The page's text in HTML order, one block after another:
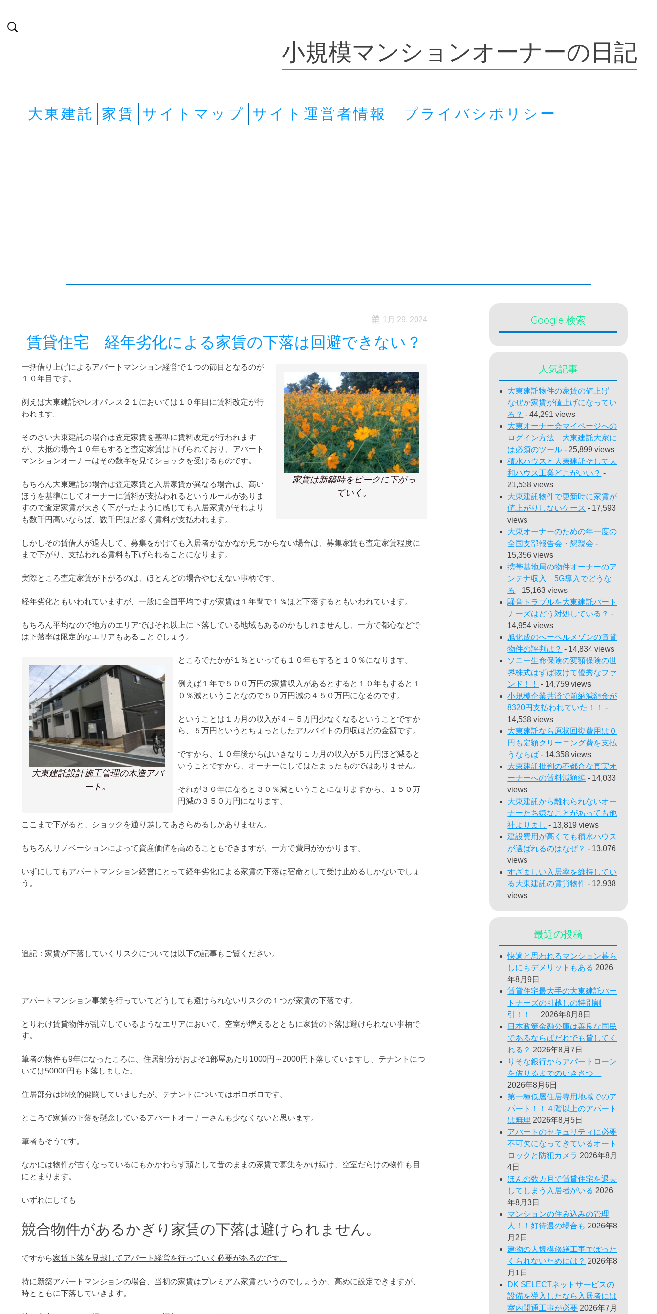
検
索:
小規模マンションオーナーの日記
大東建託 家賃 サイトマップ サイト運営者情報 プライバシポリシー
1月 29, 2024
賃貸住宅 経年劣化による家賃の下落は回避できない？
家賃は新築時をピークに下がっ
ていく。
一括借り上げによるアパートマンション経営で１つの節目となるのが
１０年目です。
例えば大東建託やレオパレス２１においては１０年目に賃料改定が行
われます。
そのさい大東建託の場合は査定家賃を基準に賃料改定が行われます
が、大抵の場合１０年もすると査定家賃は下げられており、アパート
マンションオーナーはその数字を見てショックを受けるものです。
もちろん大東建託の場合は査定家賃と入居家賃が異なる場合は、高い
ほうを基準にしてオーナーに賃料が支払われるというルールがありま
すので査定家賃が大きく下がったように感じても入居家賃がそれより
も数千円高いならば、数千円ほど多く賃料が支払われます。
しかしその賃借人が退去して、募集をかけても入居者がなかなか見つからない場合は、募集家賃も査定家賃程度に
まで下がり、支払われる賃料も下げられることになります。
実際ところ査定家賃が下がるのは、ほとんどの場合やむえない事柄です。
経年劣化ともいわれていますが、一般に全国平均ですが家賃は１年間で１％ほど下落するともいわれています。
もちろん平均なので地方のエリアではそれ以上に下落している地域もあるのかもしれませんし、一方で都心などで
は下落率は限定的なエリアもあることでしょう。
大東建託設計施工管理の木造アパ
ート。
ところでたかが１％といっても１０年もすると１０％になります。
例えば１年で５００万円の家賃収入があるとすると１０年もすると１
０％減ということなので５０万円減の４５０万円になるのです。
ということは１カ月の収入が４～５万円少なくなるということですか
ら、５万円というとちょっとしたアルバイトの月収ほどの金額です。
ですから、１０年後からはいきなり１カ月の収入が５万円ほど減ると
いうことですから、オーナーにしてはたまったものではありません。
それが３０年になると３０％減ということになりますから、１５０万
円減の３５０万円になります。
ここまで下がると、ショックを通り越してあきらめるしかありません。
もちろんリノベーションによって資産価値を高めることもできますが、一方で費用がかかります。
いずにしてもアパートマンション経営にとって経年劣化による家賃の下落は宿命として受け止めるしかないでしょ
う。
追記：家賃が下落していくリスクについては以下の記事もご覧ください。
アパートマンション事業を行っていてどうしても避けられないリスクの１つが家賃の下落です。
とりわけ賃貸物件が乱立しているようなエリアにおいて、空室が増えるとともに家賃の下落は避けられない事柄で
す。
筆者の物件も9年になったころに、住居部分がおよそ1部屋あたり1000円～2000円下落していますし、テナントにつ
いては50000円も下落しました。
住居部分は比較的健闘していましたが、テナントについてはボロボロです。
ところで家賃の下落を懸念しているアパートオーナーさんも少なくないと思います。
筆者もそうです。
なかには物件が古くなっているにもかかわらず頑として昔のままの家賃で募集をかけ続け、空室だらけの物件も目
にとまります。
いずれにしても
競合物件があるかぎり家賃の下落は避けられません。
ですから家賃下落を見越してアパート経営を行っていく必要があるのです。
特に新築アパートマンションの場合、当初の家賃はプレミアム家賃というのでしょうか、高めに設定できますが、
時とともに下落していきます。
Google 検索
人気記事
大東建託物件の家賃の値上げ
なぜか家賃が値上げになってい
る？ - 44,291 views
大東オーナー会マイページへの
ログイン方法 大東建託大家に
は必須のツール - 25,899 views
積水ハウスと大東建託そして大
和ハウス工業どこがいい？ -
21,538 views
大東建託物件で更新時に家賃が
値上がりしないケース - 17,593
views
大東オーナーのための年一度の
全国支部報告会・懇親会 -
15,356 views
携帯基地局の物件オーナーのア
ンテナ収入 5G導入でどうな
る - 15,163 views
騒音トラブルを大東建託パート
ナーズはどう対処している？ -
14,954 views
旭化成のへーベルメゾンの賃貸
物件の評判は？ - 14,834 views
ソニー生命保険の変額保険の世
界株式はずば抜けて優秀なファ
ンド！！
- 14,759 views
小規模企業共済で前納減額金が
8320円支払われていた！！
-
14,538 views
大東建託なら原状回復費用は０
円も定額クリーニング費を支払
うならば - 14,358 views
大東建託批判の不都合な真実オ
ーナーへの賃料減額編 - 14,033
views
大東建託から離れられないオー
ナーたち嫌なことがあっても他
社よりまし - 13,819 views
建設費用が高くても積水ハウス
が選ばれるのはなぜ？ - 13,076
views
すざましい入居率を維持してい
る大東建託の賃貸物件 - 12,938
views
最近の投稿
快適と思われるマンション暮ら
しにもデメリットもある 2026
年8月9日
賃貸住宅最大手の大東建託パー
トナーズの引越しの特別割
引！！
2026年8月8日
日本政策金融公庫は善良な国民
であるならばだれでも貸してく
れる？ 2026年8月7日
りそな銀行からアパートローン
を借りるまでのいきさつ
2026年8月6日
第一種低層住居専用地域でのア
パート！！４階以上のアパート
は無理 2026年8月5日
アパートのセキュリティに必要
不可欠になってきているオート
ロックと防犯カメラ 2026年8月
4日
ほんの数カ月で賃貸住宅を退去
してしまう入居者がいる 2026
年8月3日
マンションの住み込みの管理
人！！好待遇の場合も 2026年8
月2日
建物の大規模修繕工事でぼった
くられないためには？ 2026年8
月1日
DK SELECTネットサービスの
設備を導入したなら入居者には
室内開通工事が必要 2026年7月